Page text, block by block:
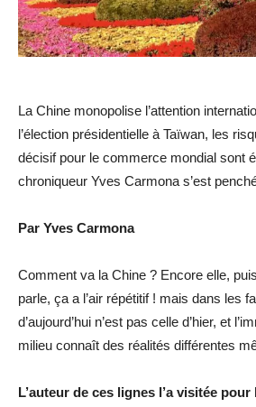
La Chine monopolise l’attention
l’élection présidentielle à Taïwan, les
décisif pour le commerce mondial sont
chroniqueur Yves Carmona s’est
Par Yves Carmona
Comment va la Chine ? Encore elle,
parle, ça a l’air répétitif ! mais dans les
d’aujourd’hui n’est pas celle d’hier, et
milieu connaît des réalités différentes
L’auteur de ces lignes l’a visitée